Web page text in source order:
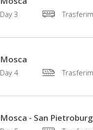
Day 3
Mosca
Day 4
Mosca - San